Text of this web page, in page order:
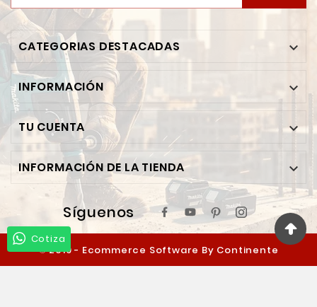
CATEGORIAS DESTACADAS 
INFORMACIÓN 
TU CUENTA 
INFORMACIÓN DE LA TIENDA 
Síguenos
© 2019 - Ecommerce Software By Continente
Ferretero™
Cotiza